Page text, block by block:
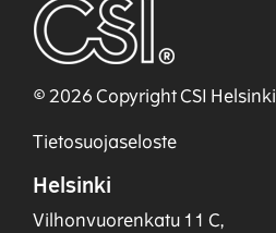
© 2026 Copyright CSI Helsinki
Tietosuojaseloste
Helsinki
Vilhonvuorenkatu 11 C,